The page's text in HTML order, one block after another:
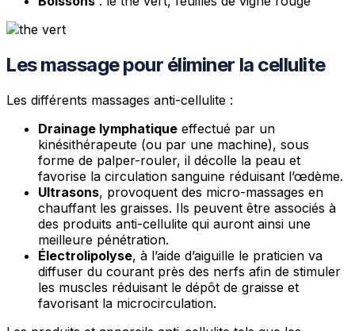
Les massage pour éliminer la cellulite
Les différents massages anti-cellulite :
Drainage lymphatique effectué par un
kinésithérapeute (ou par une machine), sous
forme de palper-rouler, il décolle la peau et
favorise la circulation sanguine réduisant l’œdème.
Ultrasons, provoquent des micro-massages en
chauffant les graisses. Ils peuvent être associés à
des produits anti-cellulite qui auront ainsi une
meilleure pénétration.
Électrolipolyse, à l’aide d’aiguille le praticien va
diffuser du courant près des nerfs afin de stimuler
les muscles réduisant le dépôt de graisse et
favorisant la microcirculation.